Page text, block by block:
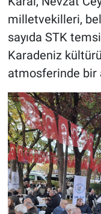
milletvekilleri,
sayıda STK
Karadeniz
atmosferinde bir